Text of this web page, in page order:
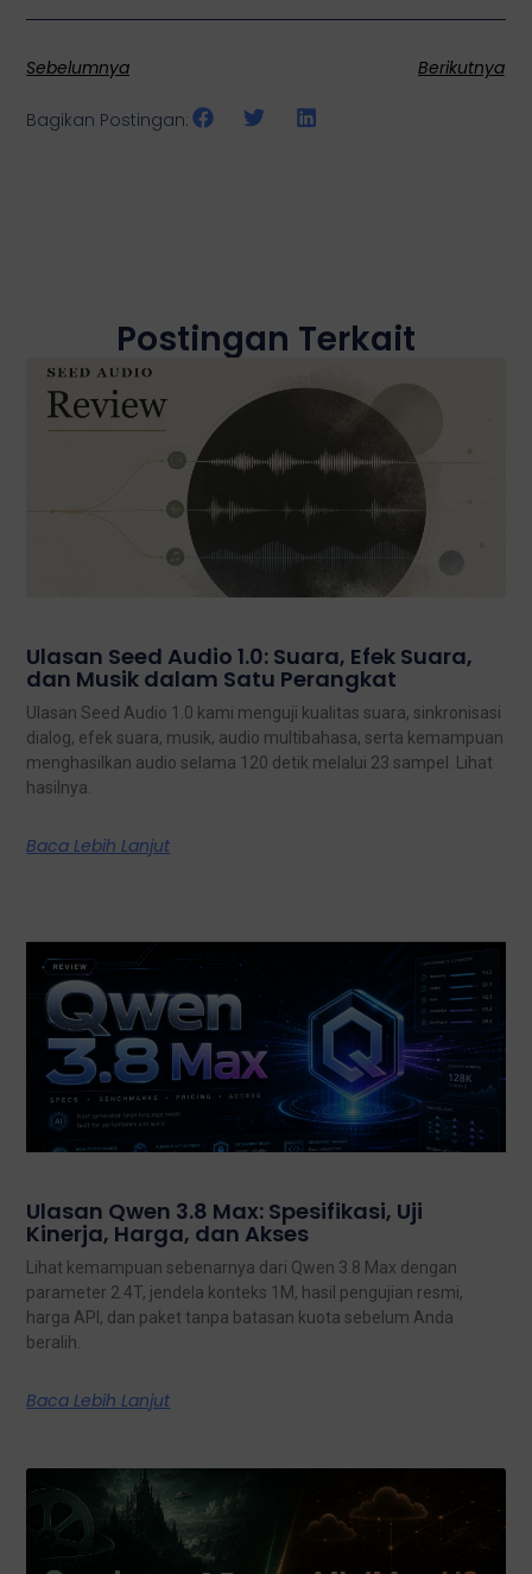
Sebelumnya Berikutnya
Bagikan Postingan:
Postingan Terkait
Ulasan Seed Audio 1.0: Suara, Efek Suara,
dan Musik dalam Satu Perangkat
Ulasan Seed Audio 1.0 kami menguji kualitas suara, sinkronisasi
dialog, efek suara, musik, audio multibahasa, serta kemampuan
menghasilkan audio selama 120 detik melalui 23 sampel. Lihat
hasilnya.
Baca Lebih Lanjut
Ulasan Qwen 3.8 Max: Spesifikasi, Uji
Kinerja, Harga, dan Akses
Lihat kemampuan sebenarnya dari Qwen 3.8 Max dengan
parameter 2.4T, jendela konteks 1M, hasil pengujian resmi,
harga API, dan paket tanpa batasan kuota sebelum Anda
beralih.
Baca Lebih Lanjut